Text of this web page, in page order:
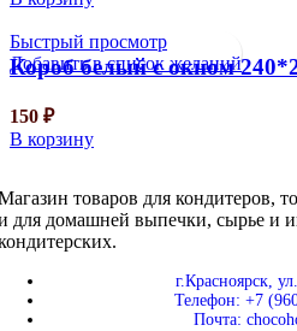
Быстрый просмотр
Добавить в список желаний
Короб белый с окном
150 ₽
В корзину
товаров для кондитеров,
для домашней выпечки, сырье и
г.Красноярск,
Телефон: +7
Почта: